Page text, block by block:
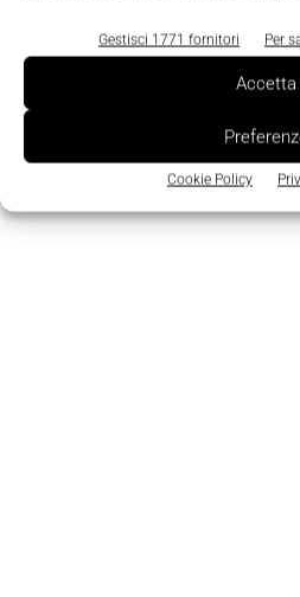
Gestisci 1771 fornitori Per
Accetta
Cookie Policy
TAGS Pilz Pnoz Sicurezza